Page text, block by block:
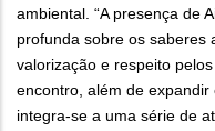
ambiental. “A presença de
profunda sobre os saberes
valorização e respeito
encontro, além de
integra-se a uma série de